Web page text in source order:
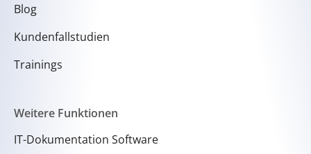
Blog
Kundenfallstudien
Trainings
Weitere Funktionen
IT-Dokumentation Software